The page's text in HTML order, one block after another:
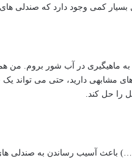
بسیار کمی وجود دارد که صندلی
به ماهیگیری در آب شور بروم.
دارید، حتی می تواند
را حل کند.
باعث آسیب رساندن به